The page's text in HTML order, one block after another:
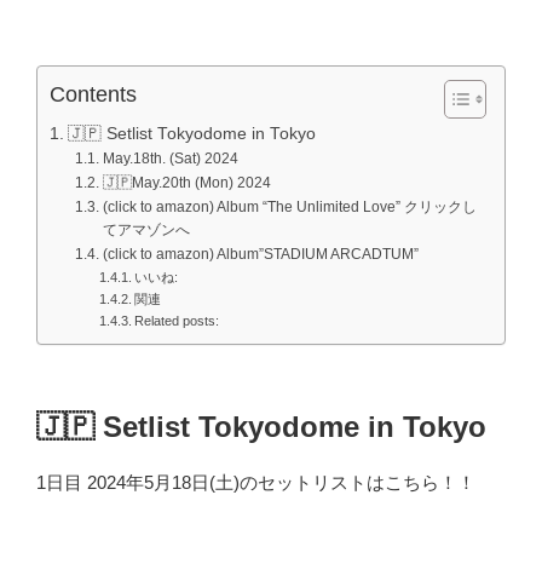
Contents
🇯🇵 Setlist Tokyodome in Tokyo
May.18th. (Sat) 2024
🇯🇵May.20th (Mon) 2024
(click to amazon) Album “The Unlimited Love” クリックし
てアマゾンへ
(click to amazon) Album”STADIUM ARCADTUM”
いいね:
関連
Related posts:
🇯🇵 Setlist Tokyodome in Tokyo
1日目 2024年5月18日(土)のセットリストはこちら！！